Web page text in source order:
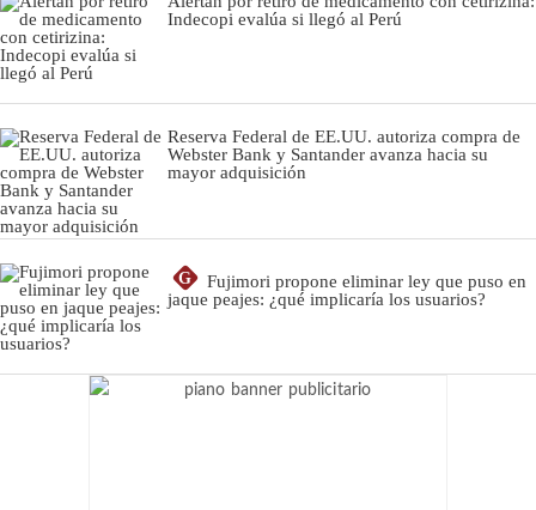
Indecopi evalúa si llegó al Perú
Reserva Federal de EE.UU. autoriza compra de
Webster Bank y Santander avanza hacia su
mayor adquisición
G
Fujimori propone eliminar ley que puso en
jaque peajes: ¿qué implicaría los usuarios?